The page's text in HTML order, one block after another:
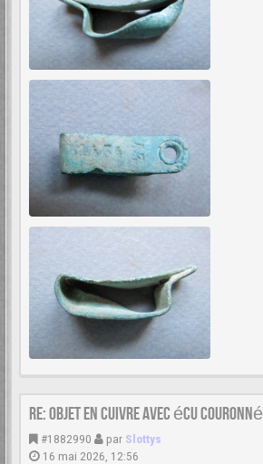
Re: Objet en cuivre avec écu couronné
#1882990 par Slottys
16 mai 2026, 12:56